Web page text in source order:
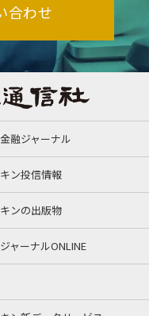
合わせ
融ジャーナル
ン投信情報
ンの出版物
ャーナルONLINE